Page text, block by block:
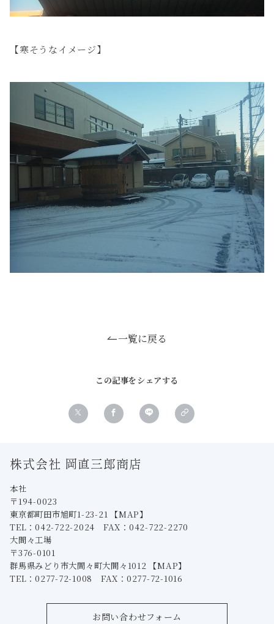
【寒そうなイメージ】
一覧に戻る
この記事をシェアする
株式会社 岡直三郎商店
本社
〒194-0023
東京都町田市旭町1-23-21
【MAP】
TEL：042-722-2024 FAX：042-722-2270
大間々工場
〒376-0101
群馬県みどり市大間々町大間々1012
【MAP】
TEL：0277-72-1008 FAX：0277-72-1016
お問い合わせフォーム